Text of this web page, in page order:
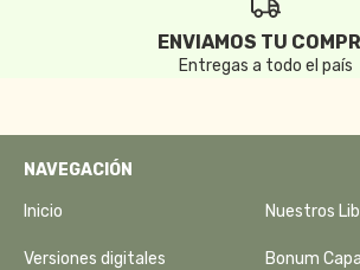
ENVIAMOS TU
Entregas a todo el país
NAVEGACIÓN
Inicio Nuestros
Versiones digitales Bonum